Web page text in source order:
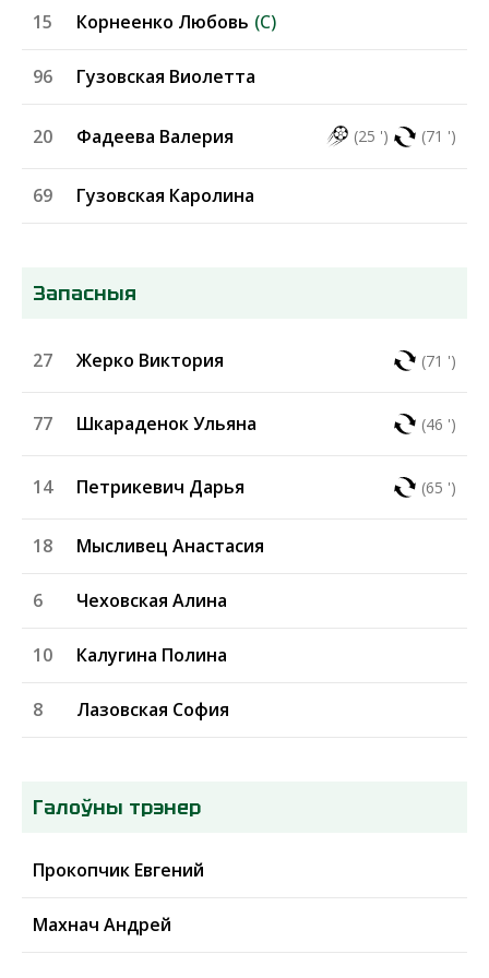
(C)
Корнеенко Любовь
15
Гузовская Виолетта
96
(25 ') (71 ')
Фадеева Валерия
20
Гузовская Каролина
69
Запасныя
(71 ')
Жерко Виктория
27
(46 ')
Шкараденок Ульяна
77
(65 ')
Петрикевич Дарья
14
Мысливец Анастасия
18
Чеховская Алина
6
Калугина Полина
10
Лазовская София
8
Галоўны трэнер
Прокопчик Евгений
Махнач Андрей